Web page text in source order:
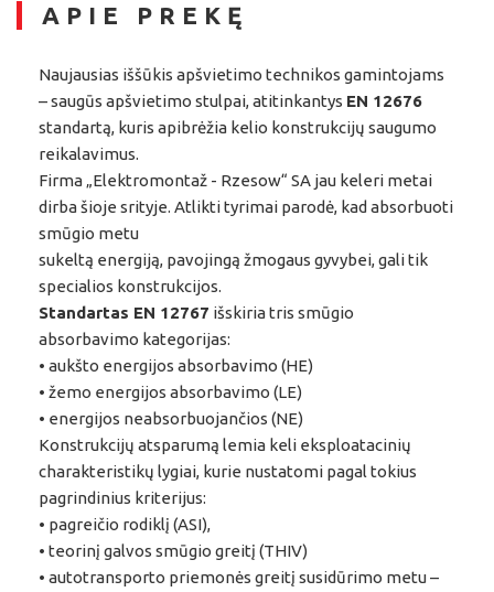
APIE PREKĘ
Naujausias iššūkis apšvietimo technikos gamintojams
– saugūs apšvietimo stulpai, atitinkantys EN 12676
standartą, kuris apibrėžia kelio konstrukcijų saugumo
reikalavimus.
Firma „Elektromontaž - Rzesow“ SA jau keleri metai
dirba šioje srityje. Atlikti tyrimai parodė, kad absorbuoti
smūgio metu
sukeltą energiją, pavojingą žmogaus gyvybei, gali tik
specialios konstrukcijos.
Standartas EN 12767 išskiria tris smūgio
absorbavimo kategorijas:
• aukšto energijos absorbavimo (HE)
• žemo energijos absorbavimo (LE)
• energijos neabsorbuojančios (NE)
Konstrukcijų atsparumą lemia keli eksploatacinių
charakteristikų lygiai, kurie nustatomi pagal tokius
pagrindinius kriterijus:
• pagreičio rodiklį (ASI),
• teorinį galvos smūgio greitį (THIV)
• autotransporto priemonės greitį susidūrimo metu –